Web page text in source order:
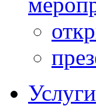
Услуги